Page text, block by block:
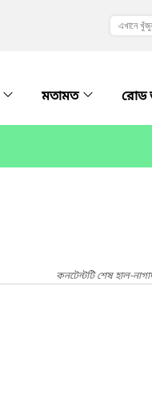
মতামত রোড
কনটেন্টটি শেষ হাল-